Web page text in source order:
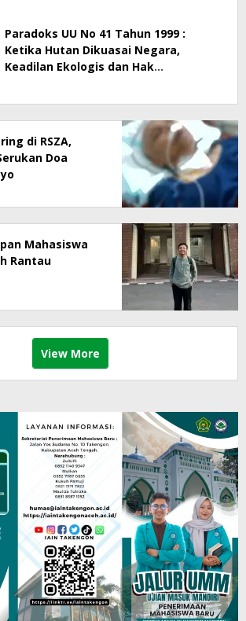
Paradoks UU No 41 Tahun 1999 :
Ketika Hutan Dikuasai Negara,
Keadilan Ekologis dan Hak
di RSZA,
Doa
Mahasiswa
Rantau
View More